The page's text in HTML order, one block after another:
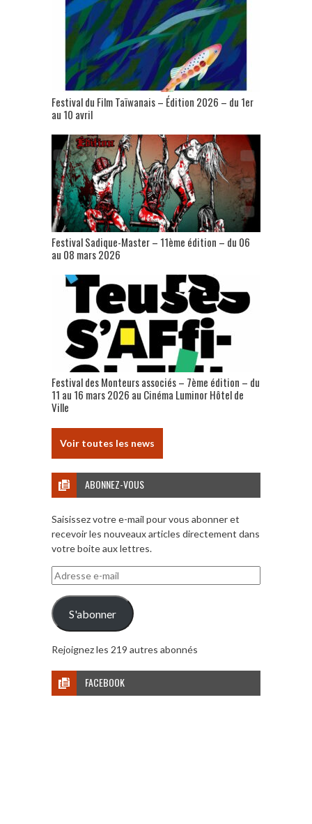
Festival du Film Taïwanais – Édition 2026 – du 1er
au 10 avril
Festival Sadique-Master – 11ème édition – du 06
au 08 mars 2026
Festival des Monteurs associés – 7ème édition – du
11 au 16 mars 2026 au Cinéma Luminor Hôtel de
Ville
Voir toutes les news
ABONNEZ-VOUS
Saisissez votre e-mail pour vous abonner et
recevoir les nouveaux articles directement dans
votre boite aux lettres.
Adresse
e-
mail
S'abonner
Rejoignez les 219 autres abonnés
FACEBOOK